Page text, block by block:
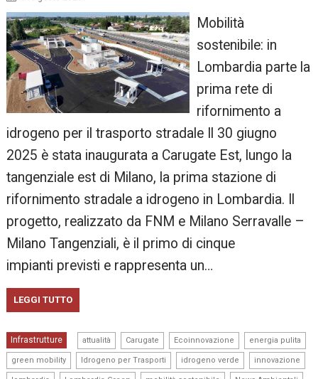
Mobilità
sostenibile: in
Lombardia parte la
prima rete di
rifornimento a
idrogeno per il trasporto stradale Il 30 giugno
2025 è stata inaugurata a Carugate Est, lungo la
tangenziale est di Milano, la prima stazione di
rifornimento stradale a idrogeno in Lombardia. Il
progetto, realizzato da FNM e Milano Serravalle –
Milano Tangenziali, è il primo di cinque
impianti previsti e rappresenta un…
LEGGI TUTTO
Infrastrutture attualità Carugate Ecoinnovazione energia pulita
green mobility Idrogeno per Trasporti idrogeno verde innovazione